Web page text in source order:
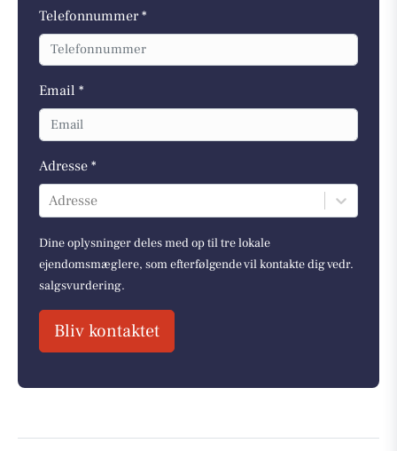
Telefonnummer *
Email *
Adresse *
Adresse
Dine oplysninger deles med op til tre lokale
ejendomsmæglere, som efterfølgende vil kontakte dig vedr.
salgsvurdering.
Bliv kontaktet